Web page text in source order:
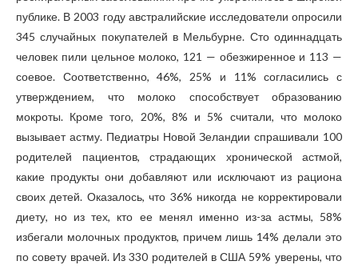
публике. В 2003 году австралийские исследователи опросили
345 случайных покупателей в Мельбурне. Сто одиннадцать
человек пили цельное молоко, 121 — обезжиренное и 113 —
соевое. Соответственно, 46%, 25% и 11% согласились с
утверждением, что молоко способствует образованию
мокроты. Кроме того, 20%, 8% и 5% считали, что молоко
вызывает астму. Педиатры Новой Зеландии спрашивали 100
родителей пациентов, страдающих хронической астмой,
какие продукты они добавляют или исключают из рациона
своих детей. Оказалось, что 36% никогда не корректировали
диету, но из тех, кто ее менял именно из-за астмы, 58%
избегали молочных продуктов, причем лишь 14% делали это
по совету врачей. Из 330 родителей в США 59% уверены, что